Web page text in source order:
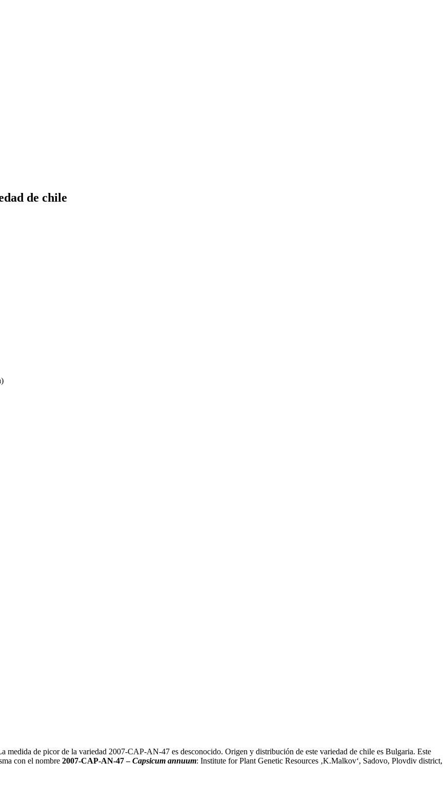
de chile
medida de picor de la variedad 2007-CAP-AN-47 es desconocido. Origen y distribución de este variedad de chile es Bulgaria. Este
con el nombre 2007-CAP-AN-47 –Capsicum annuum: Institute for Plant Genetic Resources ‚K.Malkov‘, Sadovo, Plovdiv district,